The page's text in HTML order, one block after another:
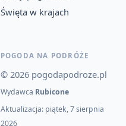
Święta w krajach
POGODA NA PODRÓŻE
© 2026 pogodapodroze.pl
Wydawca Rubicone
Aktualizacja: piątek, 7 sierpnia
2026